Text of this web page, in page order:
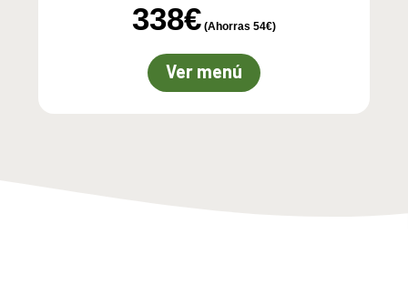
338€ (Ahorras 54€)
Ver menú